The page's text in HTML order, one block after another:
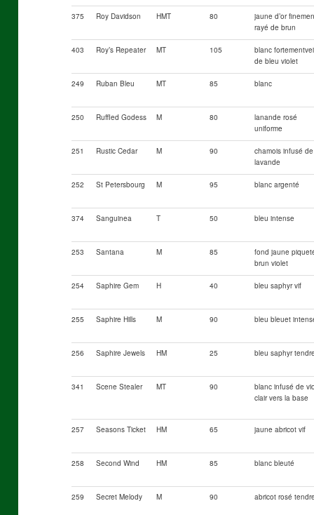
375 Roy Davidson HMT 80
jaune d’or
rayé de brun
403 Roy’s Repeater MT 105
blanc
de bleu violet
249 Ruban Bleu MT 85 blanc
250 Ruffled Godess M 80
lanande rosé
uniforme
251 Rustic Cedar M 90
chamois infusé de
lavande
252 St Petersbourg M 95 blanc argenté
374 Sanguinea T 50 bleu intense
253 Santana M 85
fond jaune
brun violet
254 Saphire Gem H 40 bleu saphyr vif
255 Saphire Hills M 90 bleu bleuet
256 Saphire Jewels HM 25 bleu saphyr
341 Scene Stealer MT 90
blanc infusé de
clair vers la base
257 Seasons Ticket HM 65 jaune abricot vif
258 Second Wind HM 85 blanc bleuté
259 Secret Melody M 90 abricot rosé